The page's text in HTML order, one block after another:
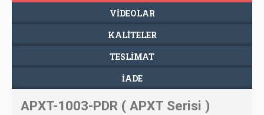
VIDEOLAR
KALİTELER
TESLIMAT
İADE
APXT-1003-PDR ( APXT Serisi )